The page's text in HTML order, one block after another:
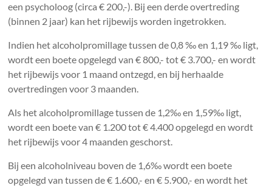
een psycholoog (circa € 200,-). Bij een derde overtreding
(binnen 2 jaar) kan het rijbewijs worden ingetrokken.
Indien het alcoholpromillage tussen de 0,8 ‰ en 1,19 ‰ ligt,
wordt een boete opgelegd van € 800,- tot € 3.700,- en wordt
het rijbewijs voor 1 maand ontzegd, en bij herhaalde
overtredingen voor 3 maanden.
Als het alcoholpromillage tussen de 1,2‰ en 1,59‰ ligt,
wordt een boete van € 1.200 tot € 4.400 opgelegd en wordt
het rijbewijs voor 4 maanden geschorst.
Bij een alcoholniveau boven de 1,6‰ wordt een boete
opgelegd van tussen de € 1.600,- en € 5.900,- en wordt het